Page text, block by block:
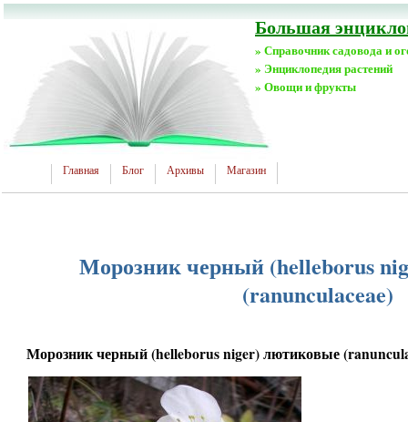
Большая
» Справочник садовода и
» Энциклопедия растений
» Овощи и фрукты
Главная Блог Архивы Магазин
Морозник черный (helleborus
(ranunculaceae)
Морозник черный (helleborus niger) лютиковые